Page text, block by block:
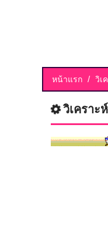
หน้าแรก วิเ
วิเคราะ